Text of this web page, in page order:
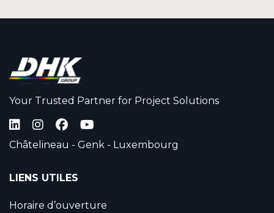
Your Trusted Partner for Project Solutions
Châtelineau - Genk - Luxembourg
LIENS UTILES
Horaire d’ouverture